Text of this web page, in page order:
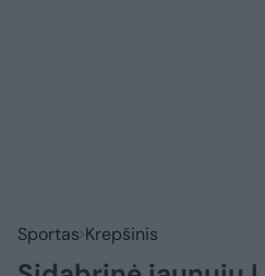
Sportas Krepšinis